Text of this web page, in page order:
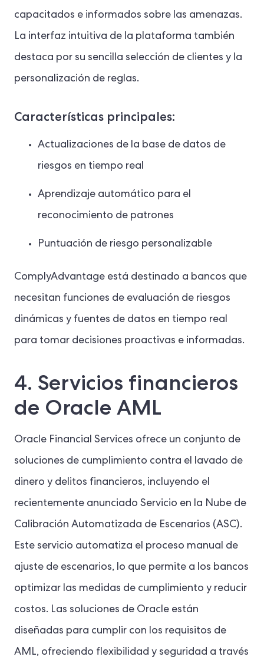
capacitados e informados sobre las amenazas.
La interfaz intuitiva de la plataforma también
destaca por su sencilla selección de clientes y la
personalización de reglas.
Características principales:
Actualizaciones de la base de datos de
riesgos en tiempo real
Aprendizaje automático para el
reconocimiento de patrones
Puntuación de riesgo personalizable
ComplyAdvantage está destinado a bancos que
necesitan funciones de evaluación de riesgos
dinámicas y fuentes de datos en tiempo real
para tomar decisiones proactivas e informadas.
4. Servicios financieros
de Oracle AML
Oracle Financial Services ofrece un conjunto de
soluciones de cumplimiento contra el lavado de
dinero y delitos financieros, incluyendo el
recientemente anunciado Servicio en la Nube de
Calibración Automatizada de Escenarios (ASC).
Este servicio automatiza el proceso manual de
ajuste de escenarios, lo que permite a los bancos
optimizar las medidas de cumplimiento y reducir
costos. Las soluciones de Oracle están
diseñadas para cumplir con los requisitos de
AML, ofreciendo flexibilidad y seguridad a través